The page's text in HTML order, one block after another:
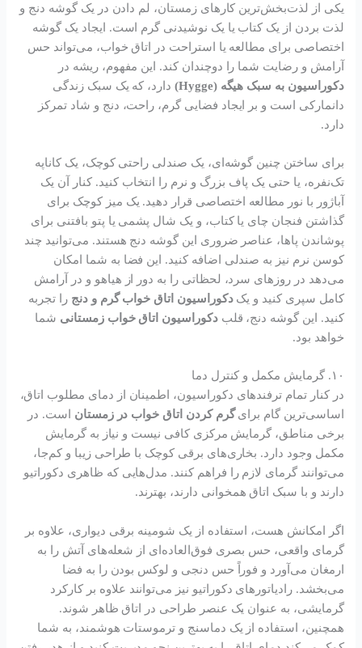
یکی از لذت‌بخش‌ترین کارهای زمستان، لم دادن در یک گوشه دنج و
لذت بردن از یک کتاب یا یک نوشیدنی گرم است. ایجاد یک گوشه
اختصاصی برای مطالعه یا استراحت در اتاق خواب، می‌تواند حس
آرامش و رضایت شما را دوچندان کند. این مفهوم، ریشه در
دکوراسیون به سبک هیگه (Hygge)
دارد، که یک سبک زندگی
دانمارکی است و بر ایجاد فضایی گرم، راحت، دنج و شاد تمرکز
دارد.
برای ساختن چنین گوشه‌ای، یک صندلی راحتی کوچک، یک کاناپه
تک‌نفره، یا حتی یک پاف بزرگ و نرم را انتخاب کنید. کنار آن یک
آباژور با نور مطالعه اختصاصی قرار دهید. یک میز کوچک برای
گذاشتن فنجان چای یا کتاب، و یک شال پشمی یا پتو بافتنی برای
پوشاندن پاها، عناصر ضروری این گوشه دنج هستند. می‌توانید چند
کوسن نرم نیز به صندلی اضافه کنید. این فضا به شما امکان
می‌دهد در روزهای سرد، لحظاتی را به دور از هیاهو و در آرامش
کامل سپری کنید و یکدکوراسیون اتاق خواب گرم و دنج را تجربه
کنید. این گوشه دنج، قلبدکوراسیون اتاق خواب زمستانی شما
خواهد بود.
۱۰. گرمایش مکمل و کنترل دما
در کنار تمام ترفندهای دکوراسیون، اطمینان از دمای مطلوب اتاق،
اساسی‌ترین گام برایگرم کردن اتاق خواب در زمستان است. در
برخی مناطق، گرمایش مرکزی کافی نیست و نیاز به گرمایش
مکمل وجود دارد. بخاری‌های برقی کوچک با طراحی زیبا و کم‌جا،
می‌توانند گرمای لازم را فراهم کنند. مدل‌هایی که ظاهری دکوراتیو
دارند و با سبک اتاق همخوانی دارند، بهترند.
اگر امکانش هست، استفاده از یک شومینه برقی دیواری، علاوه بر
گرمای واقعی، حس بصری فوق‌العاده‌ای از شعله‌های آتش را به
ارمغان می‌آورد و فوراً حس دنجی و لوکس بودن را به فضا
می‌بخشد. رادیاتورهای دکوراتیو نیز می‌توانند علاوه بر کارکرد
گرمایشی، به عنوان یک عنصر طراحی در اتاق ظاهر شوند.
همچنین، استفاده از یک دماسنج و ترموستات هوشمند، به شما